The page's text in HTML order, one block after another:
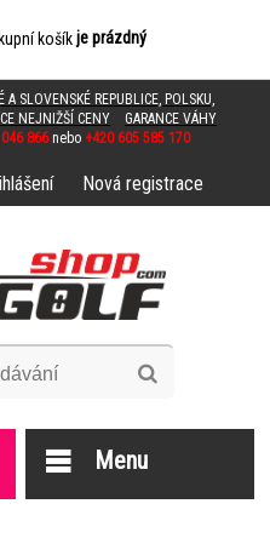
SLOVENSKÉ REPUBLICE, POLSKU,
NEJNIŽŠÍ CENY
GARANCE VÁHY
866nebo +420 605 585 170
Nová registrace
košíkje prázdný
Menu